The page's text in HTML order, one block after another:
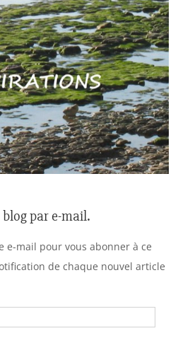
par e-mail.
e-mail pour vous abonner à ce
de chaque nouvel article